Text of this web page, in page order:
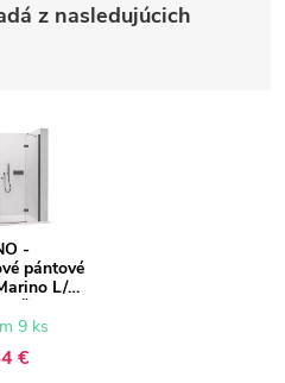
z nasledujúcich
-
pántové
L/P
- čierna
9 ks
€